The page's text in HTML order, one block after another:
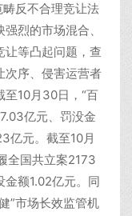
畴反不合理竞让法
烈的市场混合、
让等凸起问题，查
次序、侵害运营者
至10月30日，“百
亿元、罚没金
亿元。截至10月
全国共立案2173
金额1.02亿元。同
”市场长效监管机